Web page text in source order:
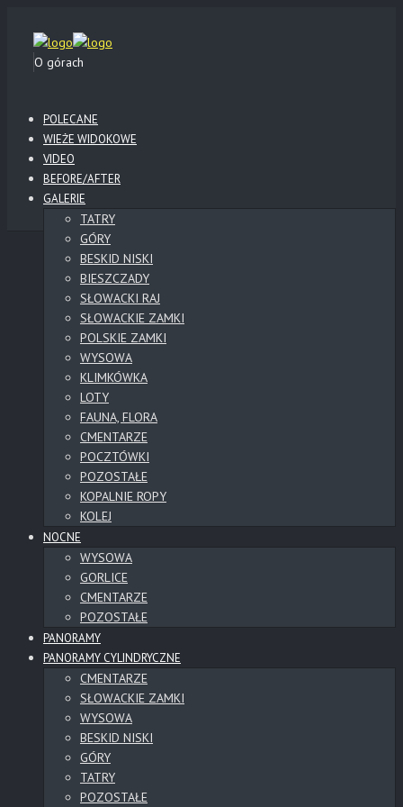
O górach
POLECANE
WIEŻE WIDOKOWE
VIDEO
BEFORE/AFTER
GALERIE
TATRY
GÓRY
BESKID NISKI
BIESZCZADY
SŁOWACKI RAJ
SŁOWACKIE ZAMKI
POLSKIE ZAMKI
WYSOWA
KLIMKÓWKA
LOTY
FAUNA, FLORA
CMENTARZE
POCZTÓWKI
POZOSTAŁE
KOPALNIE ROPY
KOLEJ
NOCNE
WYSOWA
GORLICE
CMENTARZE
POZOSTAŁE
PANORAMY
PANORAMY CYLINDRYCZNE
CMENTARZE
SŁOWACKIE ZAMKI
WYSOWA
BESKID NISKI
GÓRY
TATRY
POZOSTAŁE